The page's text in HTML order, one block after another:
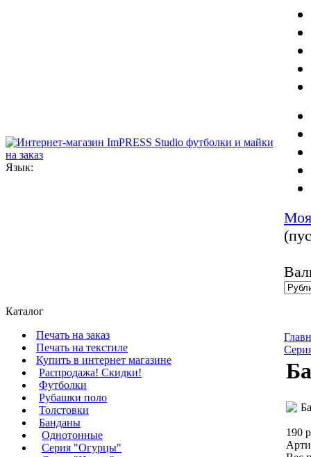
Язык:
Каталог
Печать на заказ
Печать на текстиле
Купить в интернет магазине
Распродажа! Скидки!
Футболки
Рубашки поло
Толстовки
Банданы
Однотонные
Серия "Огурцы"
190